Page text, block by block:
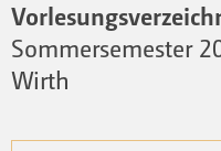
Sommersemester
Wirth